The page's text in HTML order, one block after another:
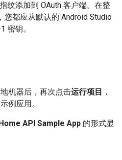
纹添加到 OAuth 客户端。在整
您都应从默认的 Android Studio
密钥。
机器后，再次点击运行项目 ，
例应用。
API Sample App 的形式显